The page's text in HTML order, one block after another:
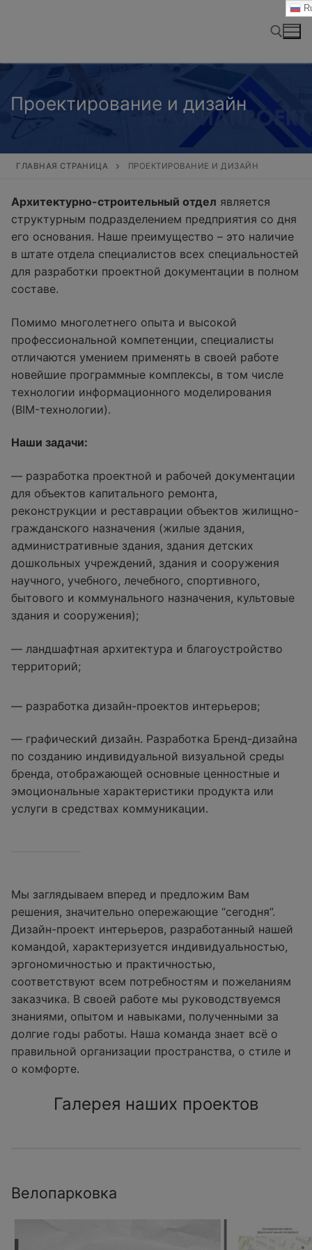
Проектирование и дизайн
ГЛАВНАЯ СТРАНИЦА ПРОЕКТИРОВАНИЕ И ДИЗАЙН
Архитектурно-строительный отдел является
структурным подразделением предприятия со дня
его основания. Наше преимущество – это наличие
в штате отдела специалистов всех специальностей
для разработки проектной документации в полном
составе.
Помимо многолетнего опыта и высокой
профессиональной компетенции, специалисты
отличаются умением применять в своей работе
новейшие программные комплексы, в том числе
технологии информационного моделирования
(BIM-технологии).
Наши задачи:
— разработка проектной и рабочей документации
для объектов капитального ремонта,
реконструкции и реставрации объектов жилищно-
гражданского назначения (жилые здания,
административные здания, здания детских
дошкольных учреждений, здания и сооружения
научного, учебного, лечебного, спортивного,
бытового и коммунального назначения, культовые
здания и сооружения);
— ландшафтная архитектура и благоустройство
территорий;
— разработка дизайн-проектов интерьеров;
— графический дизайн. Разработка Бренд-дизайна
по созданию индивидуальной визуальной среды
бренда, отображающей основные ценностные и
эмоциональные характеристики продукта или
услуги в средствах коммуникации.
Мы заглядываем вперед и предложим Вам
решения, значительно опережающие “сегодня”.
Дизайн-проект интерьеров, разработанный нашей
командой, характеризуется индивидуальностью,
эргономичностью и практичностью,
соответствуют всем потребностям и пожеланиям
заказчика. В своей работе мы руководствуемся
знаниями, опытом и навыками, полученными за
долгие годы работы. Наша команда знает всё о
правильной организации пространства, о стиле и
о комфорте.
Галерея наших проектов
Велопарковка